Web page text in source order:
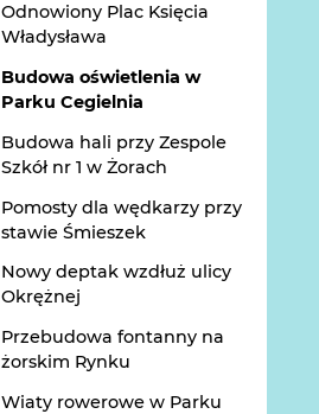
Odnowiony Plac Księcia
Władysława
Budowa oświetlenia w
Parku Cegielnia
Budowa hali przy Zespole
Szkół nr 1 w Żorach
Pomosty dla wędkarzy przy
stawie Śmieszek
Nowy deptak wzdłuż ulicy
Okrężnej
Przebudowa fontanny na
żorskim Rynku
Wiaty rowerowe w Parku